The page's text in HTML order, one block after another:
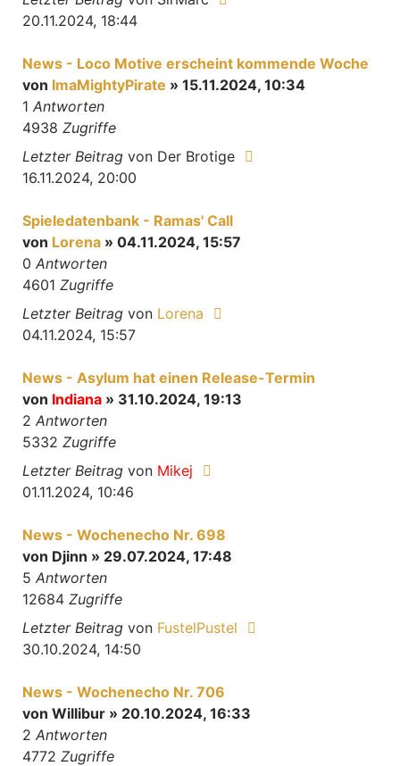
20.11.2024, 18:44
News - Loco Motive erscheint kommende Woche
von ImaMightyPirate » 15.11.2024, 10:34
1 Antworten
4938 Zugriffe
Letzter Beitrag von Der Brotige
16.11.2024, 20:00
Spieledatenbank - Ramas' Call
von Lorena » 04.11.2024, 15:57
0 Antworten
4601 Zugriffe
Letzter Beitrag von Lorena
04.11.2024, 15:57
News - Asylum hat einen Release-Termin
von Indiana » 31.10.2024, 19:13
2 Antworten
5332 Zugriffe
Letzter Beitrag von Mikej
01.11.2024, 10:46
News - Wochenecho Nr. 698
von Djinn » 29.07.2024, 17:48
5 Antworten
12684 Zugriffe
Letzter Beitrag von FustelPustel
30.10.2024, 14:50
News - Wochenecho Nr. 706
von Willibur » 20.10.2024, 16:33
2 Antworten
4772 Zugriffe